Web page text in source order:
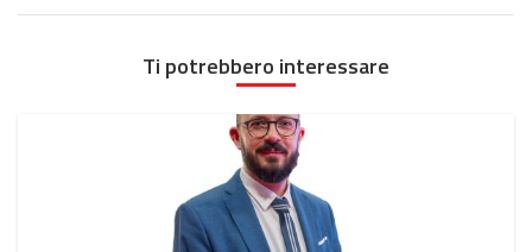
Ti potrebbero interessare